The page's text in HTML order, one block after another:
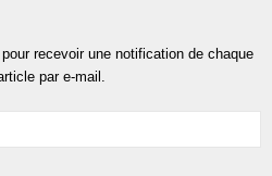
recevoir une notification de chaque
par e-mail.